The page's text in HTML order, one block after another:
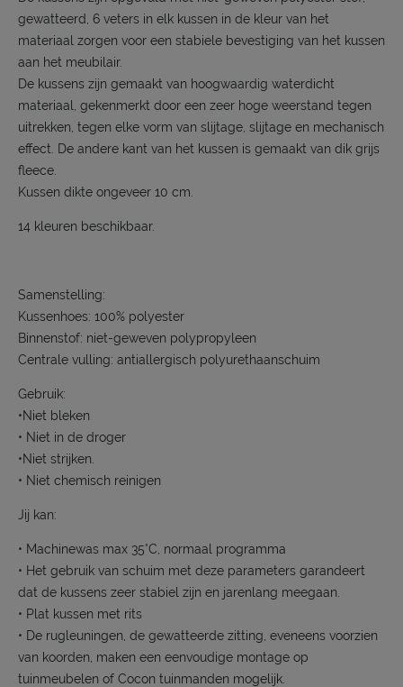
gewatteerd, 6 veters in elk kussen in de kleur van het
materiaal zorgen voor een stabiele bevestiging van het kussen
aan het meubilair.
De kussens zijn gemaakt van hoogwaardig waterdicht
materiaal, gekenmerkt door een zeer hoge weerstand tegen
uitrekken, tegen elke vorm van slijtage, slijtage en mechanisch
effect. De andere kant van het kussen is gemaakt van dik grijs
fleece.
Kussen dikte ongeveer 10 cm.
14 kleuren beschikbaar.
Samenstelling:
Kussenhoes: 100% polyester
Binnenstof: niet-geweven polypropyleen
Centrale vulling: antiallergisch polyurethaanschuim
Gebruik:
•Niet bleken
• Niet in de droger
•Niet strijken.
• Niet chemisch reinigen
Jij kan:
• Machinewas max 35°C, normaal programma
• Het gebruik van schuim met deze parameters garandeert
dat de kussens zeer stabiel zijn en jarenlang meegaan.
• Plat kussen met rits
• De rugleuningen, de gewatteerde zitting, eveneens voorzien
van koorden, maken een eenvoudige montage op
tuinmeubelen of Cocon tuinmanden mogelijk.